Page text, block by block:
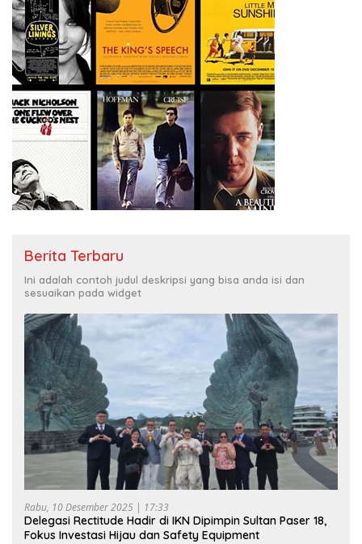
Berita Terbaru
Ini adalah contoh judul deskripsi yang bisa anda isi dan
sesuaikan pada widget
Rabu, 10 Desember 2025 | 17:33
Delegasi Rectitude Hadir di IKN Dipimpin Sultan Paser 18,
Fokus Investasi Hijau dan Safety Equipment